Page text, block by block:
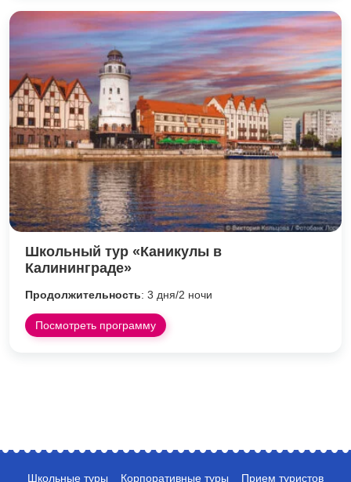
Школьный тур «Каникулы в
Калининграде»
Продолжительность: 3 дня/2 ночи
Посмотреть программу
Школьные туры Корпоративные туры Прием туристов